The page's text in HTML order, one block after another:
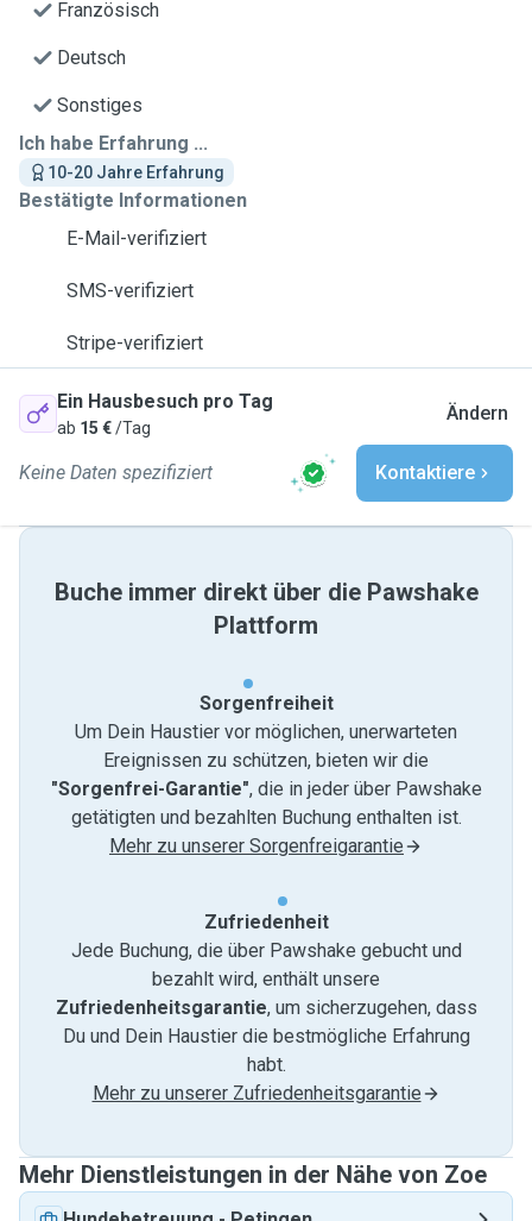
Französisch
Deutsch
Sonstiges
Ich habe Erfahrung ...
10-20 Jahre Erfahrung
Bestätigte Informationen
E-Mail-verifiziert
SMS-verifiziert
Stripe-verifiziert
Ein Hausbesuch pro Tag
ab 15 €/Tag
Ändern
Keine Daten spezifiziert Kontaktiere
Buche immer direkt über die Pawshake
Plattform
Sorgenfreiheit
Um Dein Haustier vor möglichen, unerwarteten
Ereignissen zu schützen, bieten wir die
"Sorgenfrei-Garantie", die in jeder über Pawshake
getätigten und bezahlten Buchung enthalten ist.
Mehr zu unserer Sorgenfreigarantie
Zufriedenheit
Jede Buchung, die über Pawshake gebucht und
bezahlt wird, enthält unsere
Zufriedenheitsgarantie, um sicherzugehen, dass
Du und Dein Haustier die bestmögliche Erfahrung
habt.
Mehr zu unserer Zufriedenheitsgarantie
Mehr Dienstleistungen in der Nähe von Zoe